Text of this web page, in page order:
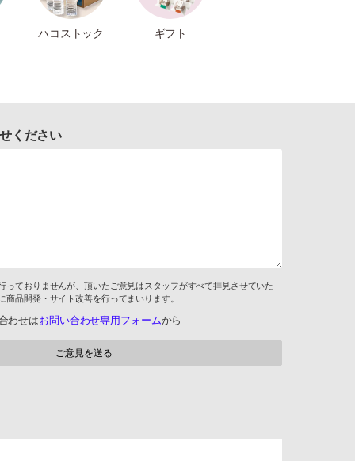
ハコストック ギフト
ください
っておりませんが、頂いたご意見はスタッフがすべて拝見させていた
商品開発・サイト改善を行ってまいります。
わせはお問い合わせ専用フォームから